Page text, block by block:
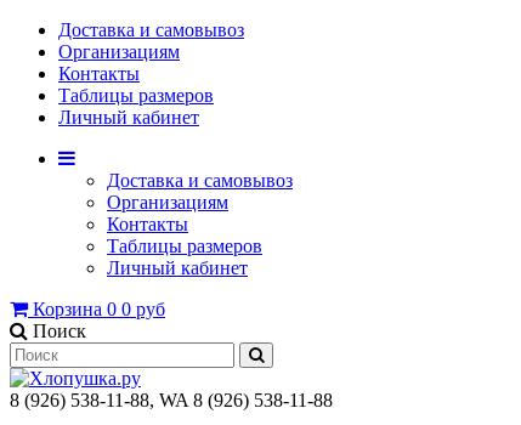
Доставка и самовывоз
Организациям
Контакты
Таблицы размеров
Личный кабинет
Доставка и самовывоз
Организациям
Контакты
Таблицы размеров
Личный кабинет
Корзина 0 0 руб
Поиск
8 (926) 538-11-88, WA 8 (926) 538-11-88